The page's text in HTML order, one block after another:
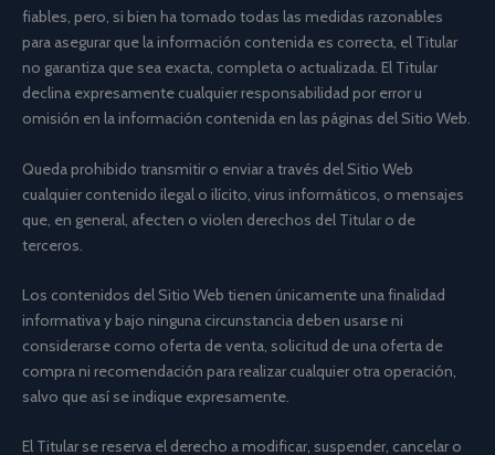
fiables, pero, si bien ha tomado todas las medidas razonables
para asegurar que la información contenida es correcta, el Titular
no garantiza que sea exacta, completa o actualizada. El Titular
declina expresamente cualquier responsabilidad por error u
omisión en la información contenida en las páginas del Sitio Web.
Queda prohibido transmitir o enviar a través del Sitio Web
cualquier contenido ilegal o ilícito, virus informáticos, o mensajes
que, en general, afecten o violen derechos del Titular o de
terceros.
Los contenidos del Sitio Web tienen únicamente una finalidad
informativa y bajo ninguna circunstancia deben usarse ni
considerarse como oferta de venta, solicitud de una oferta de
compra ni recomendación para realizar cualquier otra operación,
salvo que así se indique expresamente.
El Titular se reserva el derecho a modificar, suspender, cancelar o